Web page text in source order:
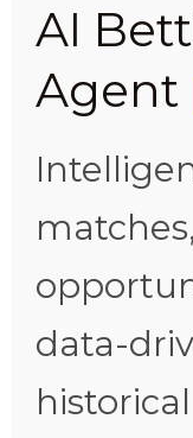
AI
Agent
data-